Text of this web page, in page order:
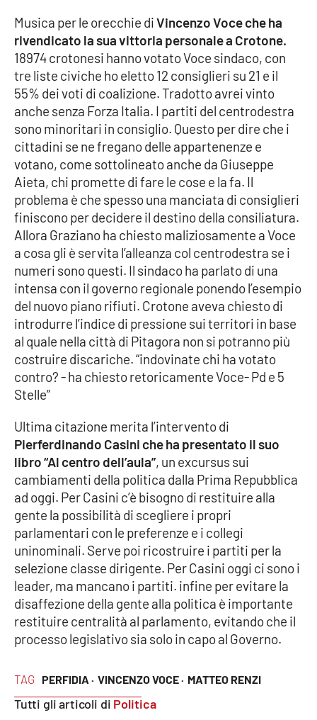
TAG PERFIDIA · VINCENZO VOCE · MATTEO RENZI
Tutti gli articoli di Politica
Musica per le orecchie diVincenzo Voce che ha
rivendicato la sua vittoria personale a Crotone.
18974 crotonesi hanno votato Voce sindaco, con
tre liste civiche ho eletto 12 consiglieri su 21 e il
55% dei voti di coalizione. Tradotto avrei vinto
anche senza Forza Italia. I partiti del centrodestra
sono minoritari in consiglio. Questo per dire che i
cittadini se ne fregano delle appartenenze e
votano, come sottolineato anche da Giuseppe
Aieta, chi promette di fare le cose e la fa. Il
problema è che spesso una manciata di consiglieri
finiscono per decidere il destino della consiliatura.
Allora Graziano ha chiesto maliziosamente a Voce
a cosa gli è servita l’alleanza col centrodestra se i
numeri sono questi. Il sindaco ha parlato di una
intensa con il governo regionale ponendo l’esempio
del nuovo piano rifiuti. Crotone aveva chiesto di
introdurre l’indice di pressione sui territori in base
al quale nella città di Pitagora non si potranno più
costruire discariche. “indovinate chi ha votato
contro? - ha chiesto retoricamente Voce- Pd e 5
Stelle”
Ultima citazione merita l’intervento di
Pierferdinando Casini che ha presentato il suo
libro “Al centro dell’aula”, un excursus sui
cambiamenti della politica dalla Prima Repubblica
ad oggi. Per Casini c’è bisogno di restituire alla
gente la possibilità di scegliere i propri
parlamentari con le preferenze e i collegi
uninominali. Serve poi ricostruire i partiti per la
selezione classe dirigente. Per Casini oggi ci sono i
leader, ma mancano i partiti. infine per evitare la
disaffezione della gente alla politica è importante
restituire centralità al parlamento, evitando che il
processo legislativo sia solo in capo al Governo.